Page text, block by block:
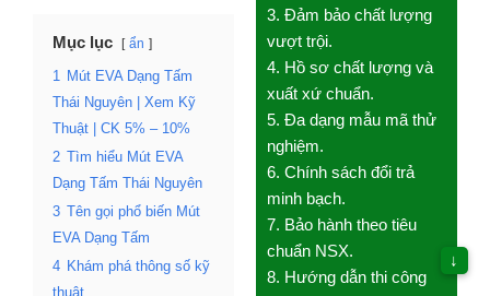
Mục lục ẩn
1
Mút EVA Dạng Tấm
Thái Nguyên | Xem Kỹ
Thuật | CK 5% – 10%
2 Tìm hiểu Mút EVA
Dạng Tấm Thái Nguyên
3 Tên gọi phổ biến Mút
EVA Dạng Tấm
4 Khám phá thông số kỹ
thuật
3. Đảm bảo chất lượng
vượt trội.
4. Hồ sơ chất lượng và
xuất xứ chuẩn.
5. Đa dạng mẫu mã thử
nghiệm.
6. Chính sách đổi trả
minh bạch.
7. Bảo hành theo tiêu
chuẩn NSX.
8. Hướng dẫn thi công
↓